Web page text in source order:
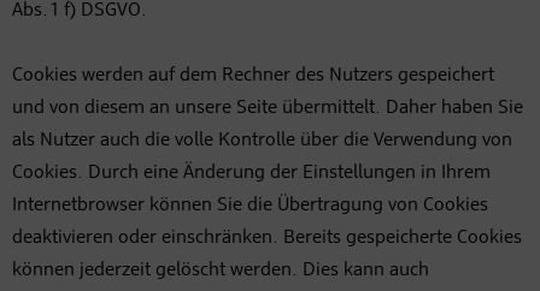
Abs. 1 f) DSGVO.
Cookies werden auf dem Rechner des Nutzers gespeichert
und von diesem an unsere Seite übermittelt. Daher haben Sie
als Nutzer auch die volle Kontrolle über die Verwendung von
Cookies. Durch eine Änderung der Einstellungen in Ihrem
Internetbrowser können Sie die Übertragung von Cookies
deaktivieren oder einschränken. Bereits gespeicherte Cookies
können jederzeit gelöscht werden. Dies kann auch